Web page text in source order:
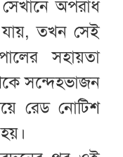
অপরাধ
তখন সেই
সহায়তা
সন্দেহভাজন
রেড নোটিশ